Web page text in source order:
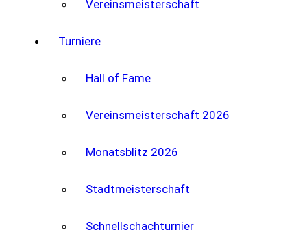
Vereinsmeisterschaft
Turniere
Hall of Fame
Vereinsmeisterschaft 2026
Monatsblitz 2026
Stadtmeisterschaft
Schnellschachturnier